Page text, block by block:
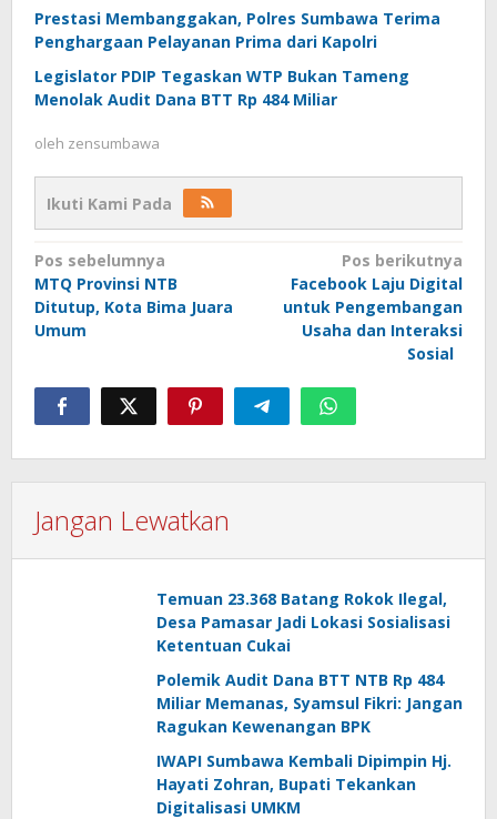
Prestasi Membanggakan, Polres Sumbawa Terima
Penghargaan Pelayanan Prima dari Kapolri
Legislator PDIP Tegaskan WTP Bukan Tameng
Menolak Audit Dana BTT Rp 484 Miliar
oleh zensumbawa
Ikuti Kami Pada
Navigasi
pos
Pos sebelumnya
MTQ Provinsi NTB
Ditutup, Kota Bima Juara
Umum
Pos berikutnya
Facebook Laju Digital
untuk Pengembangan
Usaha dan Interaksi
Sosial
Jangan Lewatkan
Temuan 23.368 Batang Rokok Ilegal,
Desa Pamasar Jadi Lokasi Sosialisasi
Ketentuan Cukai
Polemik Audit Dana BTT NTB Rp 484
Miliar Memanas, Syamsul Fikri: Jangan
Ragukan Kewenangan BPK
IWAPI Sumbawa Kembali Dipimpin Hj.
Hayati Zohran, Bupati Tekankan
Digitalisasi UMKM